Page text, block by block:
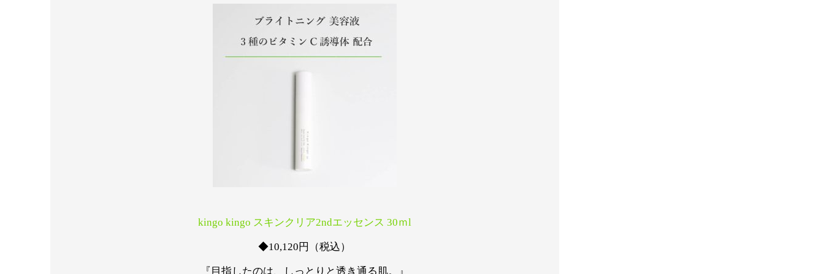
kingo kingo スキンクリア2ndエッセンス 30ｍl
◆10,120円（税込）
『目指したのは、しっとりと透き通る肌。』